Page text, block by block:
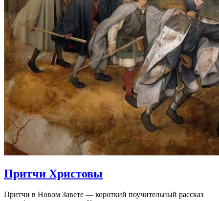
Притчи Христовы
Притчи в Новом Завете — короткий поучительный рассказ